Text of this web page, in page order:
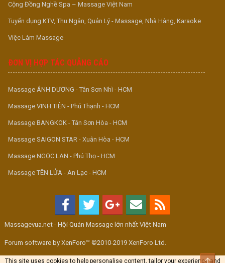
Cộng Đồng Nghề Spa – Massage Việt Nam
Tuyển dụng KTV, Thu Ngân, Quản Lý - Massage, Nhà Hàng, Karaoke
Việc Làm Massage
ĐƠN VỊ HỢP TÁC QUẢNG CÁO
Massage ÁNH DƯƠNG - Tân Sơn Nhì - HCM
Massage VINH TIÊN - Phú Thạnh - HCM
Massage BANGKOK - Tân Sơn Hòa - HCM
Massage SAIGON STAR - Xuân Hòa - HCM
Massage NGỌC LAN - Phú Thọ - HCM
Massage TÊN LỬA - An Lạc - HCM
Massagevua.net - Hội Quán Massage lớn nhất Việt Nam
Forum software by XenForo™ ©2010-2019 XenForo Ltd.
This site uses cookies to help personalise content, tailor your experience and
Top